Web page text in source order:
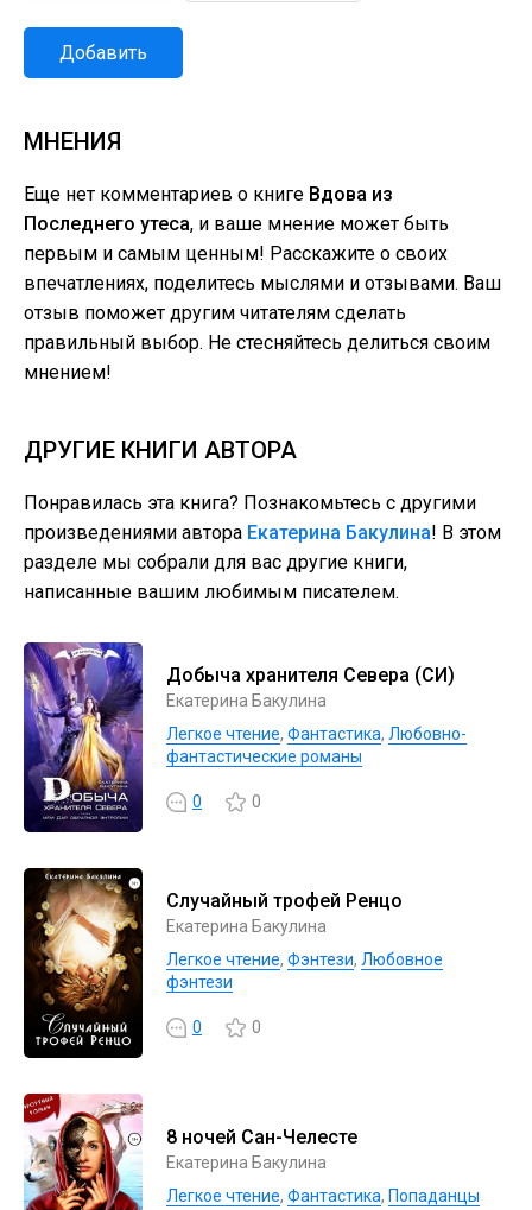
Добавить
МНЕНИЯ
Еще нет комментариев о книге Вдова из
Последнего утеса, и ваше мнение может быть
первым и самым ценным! Расскажите о своих
впечатлениях, поделитесь мыслями и отзывами. Ваш
отзыв поможет другим читателям сделать
правильный выбор. Не стесняйтесь делиться своим
мнением!
ДРУГИЕ КНИГИ АВТОРА
Понравилась эта книга? Познакомьтесь с другими
произведениями автора Екатерина Бакулина! В этом
разделе мы собрали для вас другие книги,
написанные вашим любимым писателем.
Добыча хранителя Севера (СИ)
Екатерина Бакулина
Легкое чтение, Фантастика, Любовно-
фантастические романы
0 0
Случайный трофей Ренцо
Екатерина Бакулина
Легкое чтение, Фэнтези, Любовное
фэнтези
0 0
8 ночей Сан-Челесте
Екатерина Бакулина
Легкое чтение, Фантастика, Попаданцы